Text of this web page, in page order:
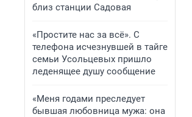
близ станции Садовая
«Простите нас за всё». С
телефона исчезнувшей в тайге
семьи Усольцевых пришло
леденящее душу сообщение
«Меня годами преследует
бывшая любовница мужа: она